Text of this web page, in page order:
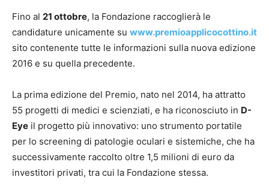
Fino al 21 ottobre, la Fondazione raccoglierà le
candidature unicamente su www.premioapplicocottino.it
sito contenente tutte le informazioni sulla nuova edizione
2016 e su quella precedente.
La prima edizione del Premio, nato nel 2014, ha attratto
55 progetti di medici e scienziati, e ha riconosciuto in D-
Eye il progetto più innovativo: uno strumento portatile
per lo screening di patologie oculari e sistemiche, che ha
successivamente raccolto oltre 1,5 milioni di euro da
investitori privati, tra cui la Fondazione stessa.